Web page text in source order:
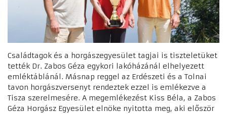
Családtagok és a horgászegyesület tagjai is tiszteletüket
tették Dr. Zabos Géza egykori lakóházánál elhelyezett
emléktáblánál. Másnap reggel az Erdészeti és a Tolnai
tavon horgászversenyt rendeztek ezzel is emlékezve a
Tisza szerelmesére. A megemlékezést Kiss Béla, a Zabos
Géza Horgász Egyesület elnöke nyitotta meg, aki először